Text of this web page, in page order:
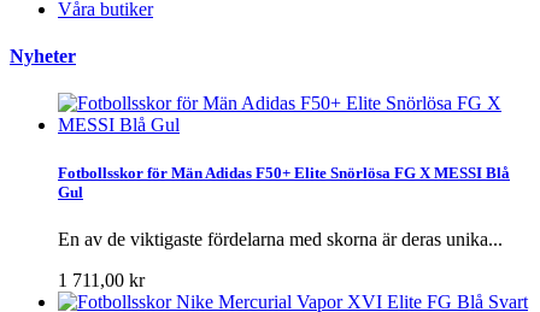
Våra butiker
Nyheter
Fotbollsskor för Män Adidas F50+ Elite Snörlösa FG X MESSI Blå
Gul
En av de viktigaste fördelarna med skorna är deras unika...
1 711,00 kr